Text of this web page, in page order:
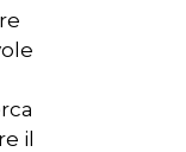
il